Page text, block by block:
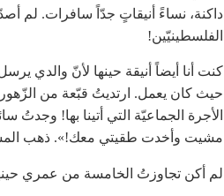
داكنة، نساءً أنيقاتٍ جدّاً سافرات. لم
الفلسطينيّين!
كنت أنا أيضاً أنيقة حينها لأنّ والدي
حيث كان يعمل. ارتديتُ قبّعة من
الأجرة الجماعيّة التي أتينا بها!
مشيت وأخدت طقيتي معك!». ذهب
لم أكن تجاوزتُ الخامسة من عمري